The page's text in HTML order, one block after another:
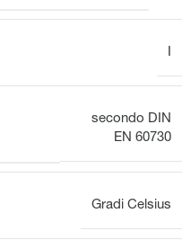
secondo DIN
EN 60730
Gradi Celsius